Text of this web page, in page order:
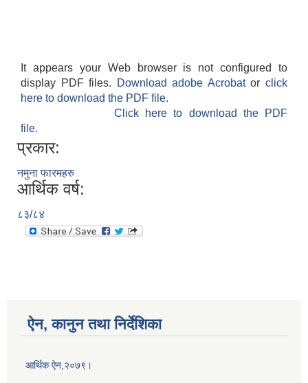
It appears your Web browser is not configured to
display PDF files.
Download adobe Acrobatorclick
here to download the PDF file.
Click here to download the PDF
file.
प्रकार:
नमुना फारमहरु
आर्थिक वर्ष:
८३/८४
ऐन, कानुन तथा निर्देशिका
आर्थिक ऐन,२०७९।